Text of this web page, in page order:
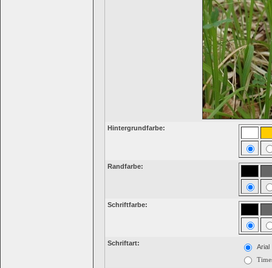
Hintergrundfarbe:
Randfarbe:
Schriftfarbe:
Schriftart:
Arial